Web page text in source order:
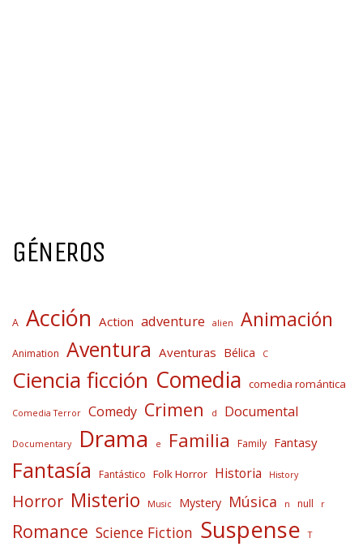
GÉNEROS
A Acción Action adventure alien Animación
Animation Aventura Aventuras Bélica C
Ciencia ficción Comedia comedia romántica
Comedia Terror Comedy Crimen d Documental
Documentary Drama e Familia Family Fantasy
Fantasía Fantástico Folk Horror Historia History
Horror Misterio Music Mystery Música n null r
Romance Science Fiction Suspense T